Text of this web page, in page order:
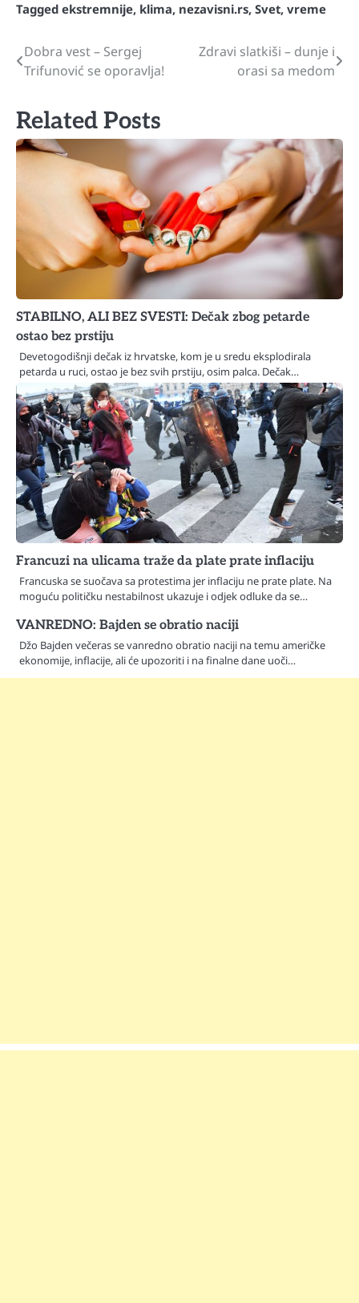
Tagged ekstremnije, klima, nezavisni.rs, Svet, vreme
Navigacija
Dobra vest – Sergej
Trifunović se oporavlja!
Zdravi slatkiši – dunje i
orasi sa medom
Related Posts
STABILNO, ALI BEZ SVESTI: Dečak zbog petarde
ostao bez prstiju
Devetogodišnji dečak iz hrvatske, kom je u sredu eksplodirala
petarda u ruci, ostao je bez svih prstiju, osim palca. Dečak…
Francuzi na ulicama traže da plate prate inflaciju
Francuska se suočava sa protestima jer inflaciju ne prate plate. Na
moguću političku nestabilnost ukazuje i odjek odluke da se…
VANREDNO: Bajden se obratio naciji
Džo Bajden večeras se vanredno obratio naciji na temu američke
ekonomije, inflacije, ali će upozoriti i na finalne dane uoči…